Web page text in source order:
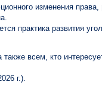
изменения права,
практика развития
всем, кто
г.).